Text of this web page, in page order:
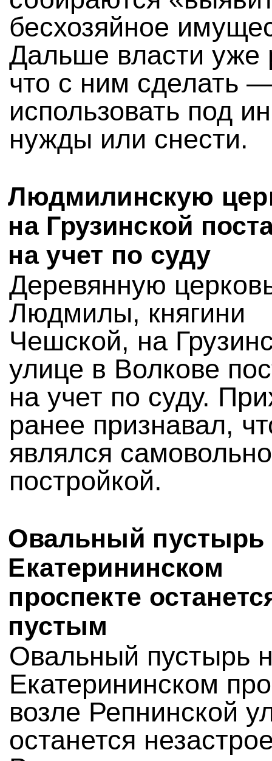
бесхозяйное
Дальше власти уже
что с ним сделать
использовать под
нужды или снести.
Людмилинскую
на Грузинской
на учет по суду
Деревянную
Людмилы, княгини
Чешской, на
улице в Волкове
на учет по суду.
ранее признавал,
являлся
постройкой.
Овальный пустырь
Екатерининском
проспекте
пустым
Овальный пустырь
Екатерининском
возле Репнинской
останется